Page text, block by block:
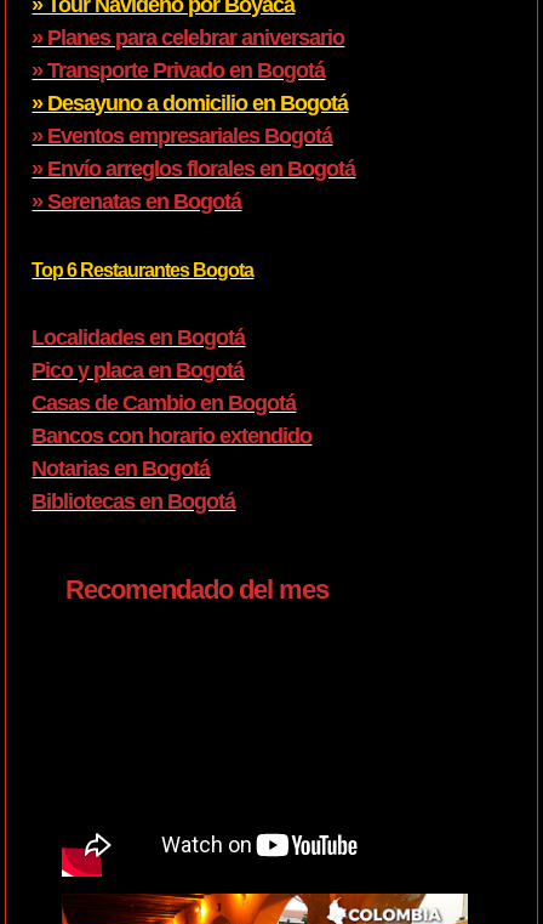
» Tour Navideño por Boyacá
» Planes para celebrar aniversario
» Transporte Privado en Bogotá
» Desayuno a domicilio en Bogotá
» Eventos empresariales Bogotá
» Envío arreglos florales en Bogotá
» Serenatas en Bogotá
Top 6 Restaurantes Bogota
Localidades en Bogotá
Pico y placa en Bogotá
Casas de Cambio en Bogotá
Bancos con horario extendido
Notarias en Bogotá
Bibliotecas en Bogotá
Recomendado del mes